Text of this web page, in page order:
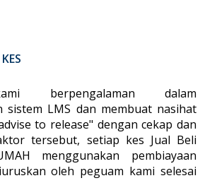
berpengalaman dalam
sistem LMS dan membuat nasihat
to release" dengan cekap dan
tersebut, setiap kes Jual Beli
menggunakan pembiayaan
oleh peguam kami selesai